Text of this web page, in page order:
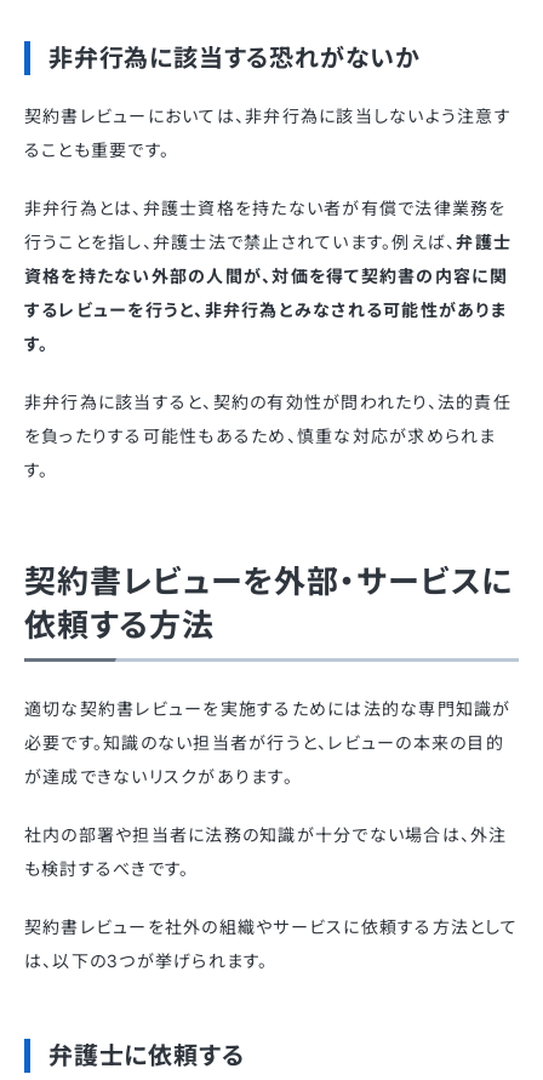
非弁行為に該当する恐れがないか
契約書レビューにおいては、非弁行為に該当しないよう注意す
ることも重要です。
非弁行為とは、弁護士資格を持たない者が有償で法律業務を
行うことを指し、弁護士法で禁止されています。例えば、弁護士
資格を持たない外部の人間が、対価を得て契約書の内容に関
するレビューを行うと、非弁行為とみなされる可能性がありま
す。
非弁行為に該当すると、契約の有効性が問われたり、法的責任
を負ったりする可能性もあるため、慎重な対応が求められま
す。
契約書レビューを外部・サービスに
依頼する方法
適切な契約書レビューを実施するためには法的な専門知識が
必要です。知識のない担当者が行うと、レビューの本来の目的
が達成できないリスクがあります。
社内の部署や担当者に法務の知識が十分でない場合は、外注
も検討するべきです。
契約書レビューを社外の組織やサービスに依頼する方法として
は、以下の3つが挙げられます。
弁護士に依頼する